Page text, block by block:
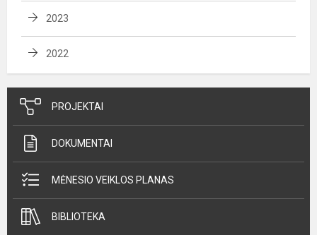
2023
2022
PROJEKTAI
DOKUMENTAI
MĖNESIO VEIKLOS PLANAS
BIBLIOTEKA